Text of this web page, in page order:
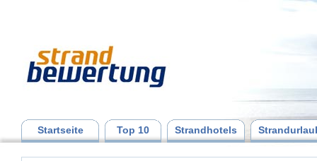
Startseite Top 10 Strandhotels